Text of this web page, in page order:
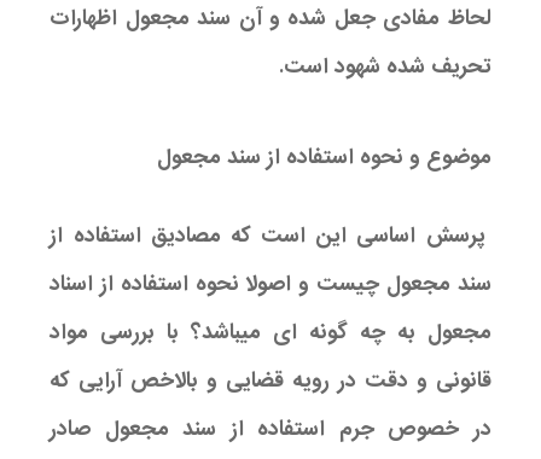
لحاظ مفادی جعل شده و آن سند مجعول اظهارات
تحریف شده شهود است.
موضوع و نحوه استفاده از سند مجعول
پرسش اساسی این است که مصادیق استفاده از
سند مجعول چیست و اصولا نحوه استفاده از اسناد
مجعول به چه گونه ای میباشد؟ با بررسی مواد
قانونی و دقت در رویه قضایی و بالاخص آرایی که
در خصوص جرم استفاده از سند مجعول صادر